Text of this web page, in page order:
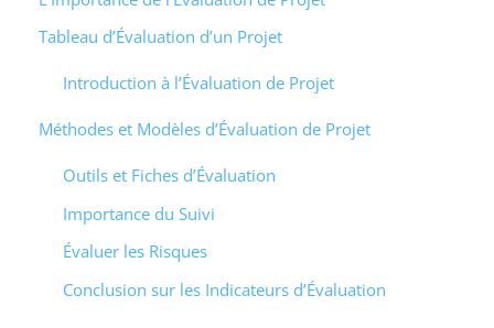
Tableau d’Évaluation d’un Projet
Introduction à l’Évaluation de Projet
Méthodes et Modèles d’Évaluation de Projet
Outils et Fiches d’Évaluation
Importance du Suivi
Évaluer les Risques
Conclusion sur les Indicateurs d’Évaluation